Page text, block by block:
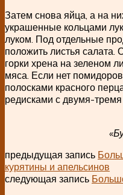
Затем снова яйца, а на
украшенные кольцами
луком. Под отдельные
положить листья салата.
горки хрена на зеленом
мяса. Если нет
полосками красного
редисками с двумя-тремя
предыдущая запись
курятины и апельсинов
следующая запись